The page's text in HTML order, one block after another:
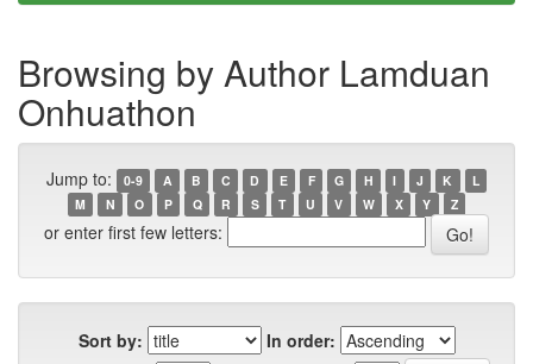
Browsing by Author Lamduan
Onhuathon
Jump to: 0-9 A B C D E F G H I J K
L
M
N O P Q R S T U V W X Y Z
or enter first few letters:
Sort by:
In order: